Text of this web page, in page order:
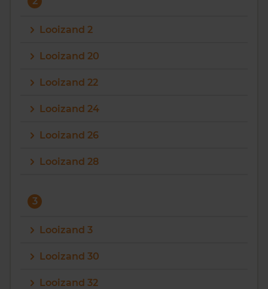
Looizand 2
Looizand 20
Looizand 22
Looizand 24
Looizand 26
Looizand 28
3
Looizand 3
Looizand 30
Looizand 32